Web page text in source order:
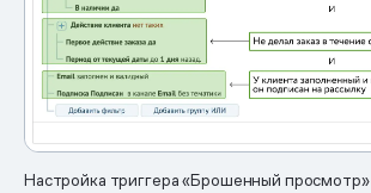
Настройка триггера «Брошенный просмотр»